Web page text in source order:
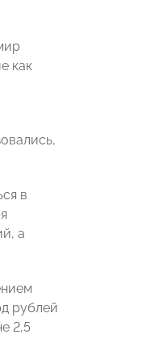
как
в
а
рублей
2,5